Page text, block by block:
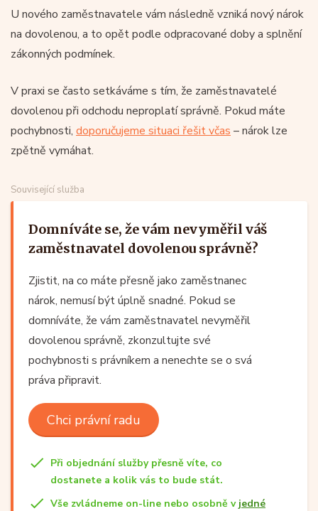
U nového zaměstnavatele vám následně vzniká nový nárok
na dovolenou, a to opět podle odpracované doby a splnění
zákonných podmínek.
V praxi se často setkáváme s tím, že zaměstnavatelé
dovolenou při odchodu neproplatí správně. Pokud máte
pochybnosti, doporučujeme situaci řešit včas – nárok lze
zpětně vymáhat.
Související služba
Domníváte se, že vám nevyměřil váš
zaměstnavatel dovolenou správně?
Zjistit, na co máte přesně jako zaměstnanec
nárok, nemusí být úplně snadné. Pokud se
domníváte, že vám zaměstnavatel nevyměřil
dovolenou správně, zkonzultujte své
pochybnosti s právníkem a nenechte se o svá
práva připravit.
Chci právní radu
Při objednání služby přesně víte, co
dostanete a kolik vás to bude stát.
Vše zvládneme on-line nebo osobně v jedné